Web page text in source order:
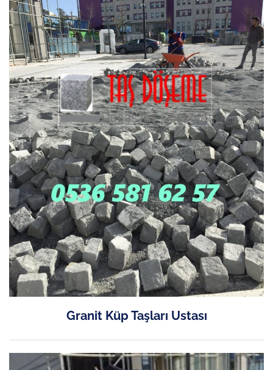
Granit Küp Taşları Ustası